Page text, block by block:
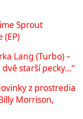
Sprout
(EP)
Lang (Turbo) –
starší pecky…“
z prostredia
Morrison,